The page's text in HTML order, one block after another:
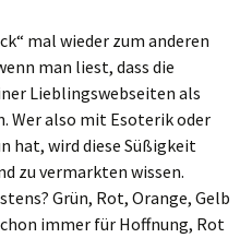
mal wieder zum anderen
man liest, dass die
Lieblingswebseiten als
Wer also mit Esoterik oder
hat, wird diese Süßigkeit
zu vermarkten wissen.
Grün, Rot, Orange, Gelb
immer für Hoffnung, Rot